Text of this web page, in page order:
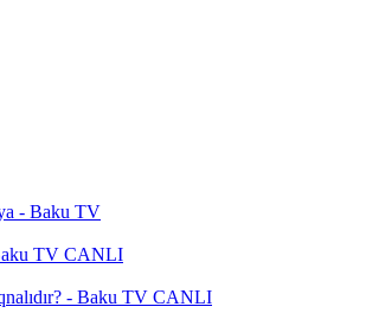
- Baku TV
TV CANLI
- Baku TV CANLI